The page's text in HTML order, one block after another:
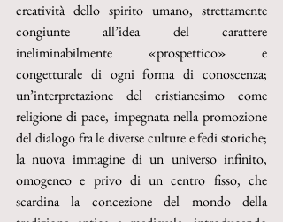
creatività dello spirito umano, strettamente
congiunte all’idea del carattere
ineliminabilmente «prospettico» e
congetturale di ogni forma di conoscenza;
un’interpretazione del cristianesimo come
religione di pace, impegnata nella promozione
del dialogo fra le diverse culture e fedi storiche;
la nuova immagine di un universo infinito,
omogeneo e privo di un centro fisso, che
scardina la concezione del mondo della